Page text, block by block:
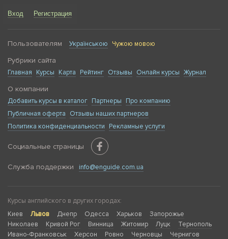
Вход Регистрация
Пользователям Українською Чужою мовою
Рубрики сайта
Главная Курсы Карта Рейтинг Отзывы Онлайн курсы Журнал
О компании
Добавить курсы в каталог Партнеры
Про компанию
Публичная оферта
Отзывы наших партнеров
Политика конфиденциальности
Рекламные услуги
Социальные страницы
Служба поддержки info@enguide.com.ua
Курсы английского в других городах:
Киев
Львов Днепр Одесса Харьков
Запорожье
Николаев
Кривой Рог Винница Житомир Луцк
Тернополь
Ивано-Франковськ
Херсон Ровно Черновцы Чернигов